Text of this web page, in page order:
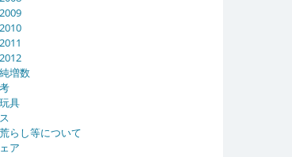
増数
具
らし等について
ア